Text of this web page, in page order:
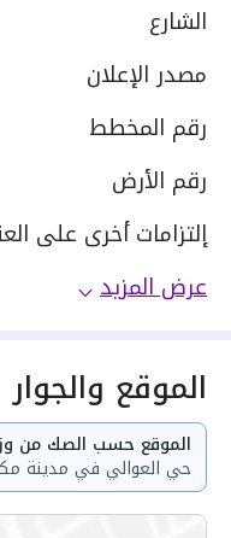
الشارع
مصدر الإعلان
رقم المخطط
رقم الأرض
إلتزامات أخرى على
عرض المزيد
الموقع والجوار
الموقع حسب الصك من
حي العوالي في مدينة